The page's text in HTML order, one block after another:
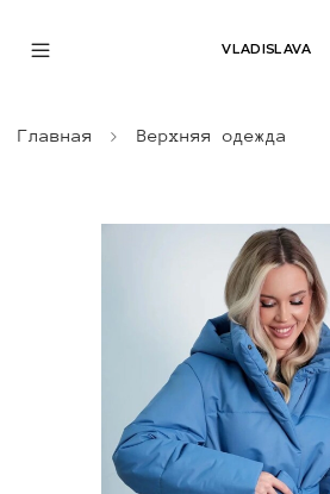
VLADISLAVA
Главная Верхняя одежда